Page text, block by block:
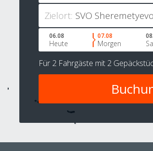
Zielort:
06.08
Heute
07.08
Morgen
Für 2 Fahrgäste mit 2